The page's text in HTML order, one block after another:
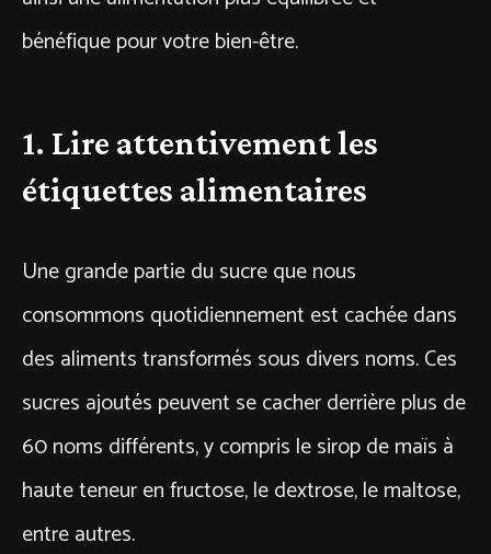
bénéfique pour votre bien-être.
1. Lire attentivement les
étiquettes alimentaires
Une grande partie du sucre que nous
consommons quotidiennement est cachée dans
des aliments transformés sous divers noms. Ces
sucres ajoutés peuvent se cacher derrière plus de
60 noms différents, y compris le sirop de maïs à
haute teneur en fructose, le dextrose, le maltose,
entre autres.